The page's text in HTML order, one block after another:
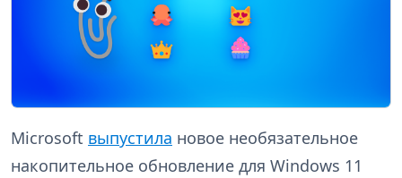
Microsoft выпустила новое необязательное
накопительное обновление для Windows 11